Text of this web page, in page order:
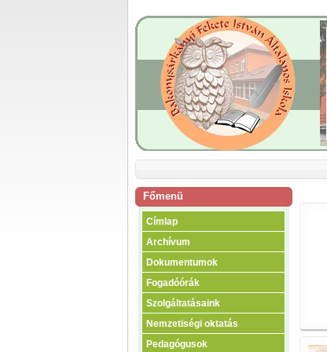
Főmenü
Címlap
Archívum
Dokumentumok
Fogadóórák
Szolgáltatásaink
Nemzetiségi oktatás
Pedagógusok